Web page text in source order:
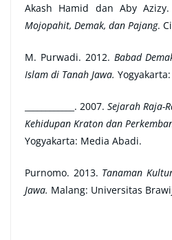
Akash Hamid dan Aby
Mojopahit, Demak, dan Pajang.
M. Purwadi. 2012. Babad
Islam di Tanah Jawa.
____________. 2007. Sejarah Raja-
Kehidupan Kraton dan
Yogyakarta: Media Abadi.
Purnomo. 2013. Tanaman
Jawa. Malang: Universitas